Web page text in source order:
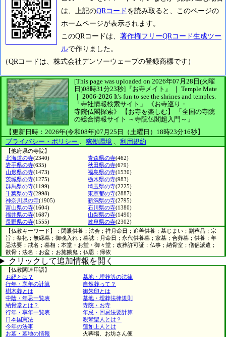
は、上記のQRコード を読み取ると、このページの
ホームページが表示されます。
このQRコードは、 著作権フリーQRコード生成ツー
ルで作りました。
（QRコードは、株式会社デンソーウェーブの登録商標です）
[This page was uploaded on 2026年07月28日(火曜
日)08時31分23秒] 『お寺メイト』 ｜ Temple Mate
｜ 2006-2026 It's fun to see the shrines and temples.
「寺社情報検索サイト」
《お寺巡り・
寺院仏閣探索》
【お寺を楽しむ】
「全国の寺院
の総合情報サイト ～寺院仏閣超入門～」
【更新日時：2026年(令和08年)07月25日（土曜日）18時23分16秒】
プライバシー・ポリシー 、 稼働環境 、 利用規約
【他府県の寺院】
北海道の寺(2340) 青森県の寺(462)
岩手県の寺(635) 秋田県の寺(679)
山形県の寺(1473) 福島県の寺(1530)
茨城県の寺(1275) 栃木県の寺(983)
群馬県の寺(1199) 埼玉県の寺(2225)
千葉県の寺(2998) 東京都の寺(2887)
神奈川県の寺(1905) 新潟県の寺(2795)
富山県の寺(1604) 石川県の寺(1380)
福井県の寺(1687) 山梨県の寺(1490)
長野県の寺(1555) 岐阜県の寺(2302)
【仏教キーワード】：閉眼供養；法会；祥月命日；追善供養；墓じまい；副葬品；宗
旨；祭祀；無縁墓；御魂入れ；墓誌；月命日；永代供養墓；家墓；合葬墓；供養；年
忌法要；戒名；墓相；本堂・お堂・御々堂；改葬許可証；仏事；納骨室；僧侶派遣；
散骨；法名；お盆；お施餓鬼；仏恩；帰依
クリックして追加情報を開く
【仏教関連用語】
お経とは？
墓地・埋葬等の法律
行年・享年の計算
自然葬って？
樹木葬とは
御朱印とは
中陰・年忌一覧表
墓地・埋葬法律規則
納骨堂とは？
寺院・お寺
行年・享年一覧表
年忌・回忌法要計算
日本国憲法
親鸞聖人とは？
今年の法事
蓮如上人とは
お墓・墓地の情報
火葬場、お坊さん便